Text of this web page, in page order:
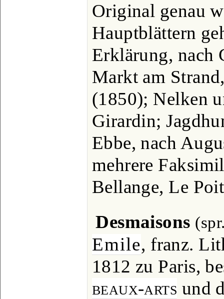
Original genau
Hauptblättern
Erklärung, nach
Markt am
(1850); Nelken
Girardin;
Ebbe, nach
mehrere
Bellange, Le
Desmaisons
Emile, franz.
1812 zu Paris,
beaux-arts und